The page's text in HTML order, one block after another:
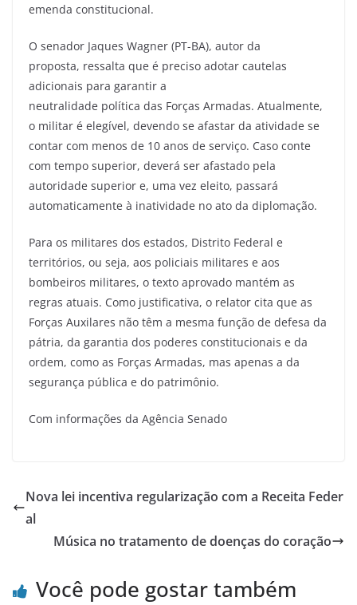
emenda constitucional.
O senador Jaques Wagner (PT-BA), autor da
proposta, ressalta que é preciso adotar cautelas
adicionais para garantir a
neutralidade política das Forças Armadas. Atualmente,
o militar é elegível, devendo se afastar da atividade se
contar com menos de 10 anos de serviço. Caso conte
com tempo superior, deverá ser afastado pela
autoridade superior e, uma vez eleito, passará
automaticamente à inatividade no ato da diplomação.
Para os militares dos estados, Distrito Federal e
territórios, ou seja, aos policiais militares e aos
bombeiros militares, o texto aprovado mantém as
regras atuais. Como justificativa, o relator cita que as
Forças Auxilares não têm a mesma função de defesa da
pátria, da garantia dos poderes constitucionais e da
ordem, como as Forças Armadas, mas apenas a da
segurança pública e do patrimônio.
Com informações da Agência Senado
Nova lei incentiva regularização com a Receita Feder
al
Música no tratamento de doenças do coração
Você pode gostar também